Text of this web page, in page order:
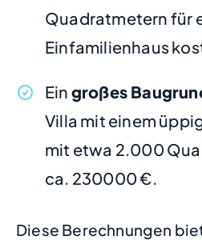
Quadratmetern für
Einfamilienhaus
Ein großes
Villa mit einem
mit etwa 2.000
ca. 230000 €.
Diese Berechnungen